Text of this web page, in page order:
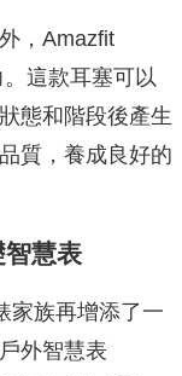
，Amazfit
這款耳塞可以
態和階段後產生
質，養成良好的
智慧表
家族再增添了一
外智慧表